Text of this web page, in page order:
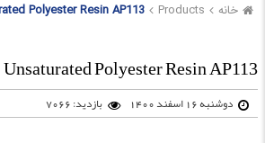
خانه Products
Polyester Resin AP113
Unsaturated Polyester Resin AP113
دوشنبه 16 اسفند 1400 بازدید: 7066